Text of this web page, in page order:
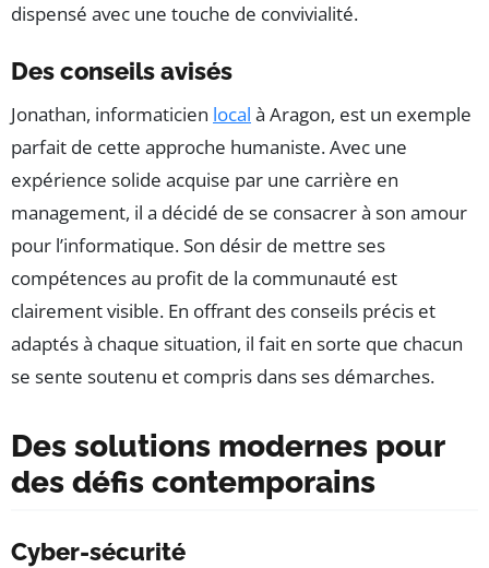
dispensé avec une touche de convivialité.
Des conseils avisés
Jonathan, informaticien local à Aragon, est un exemple
parfait de cette approche humaniste. Avec une
expérience solide acquise par une carrière en
management, il a décidé de se consacrer à son amour
pour l’informatique. Son désir de mettre ses
compétences au profit de la communauté est
clairement visible. En offrant des conseils précis et
adaptés à chaque situation, il fait en sorte que chacun
se sente soutenu et compris dans ses démarches.
Des solutions modernes pour
des défis contemporains
Cyber-sécurité